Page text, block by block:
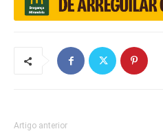
Artigo anterior